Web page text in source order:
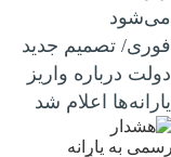
می‌شود
فوری/ تصمیم جدید
دولت درباره واریز
یارانه‌ها اعلام شد